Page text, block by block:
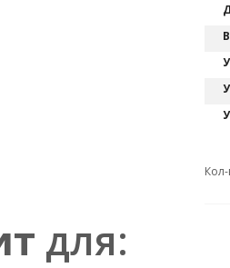
для: